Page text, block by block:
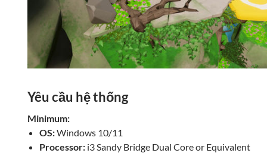
Yêu cầu hệ thống
Minimum:
OS:Windows 10/11
Processor: i3 Sandy Bridge Dual Core or Equivalent